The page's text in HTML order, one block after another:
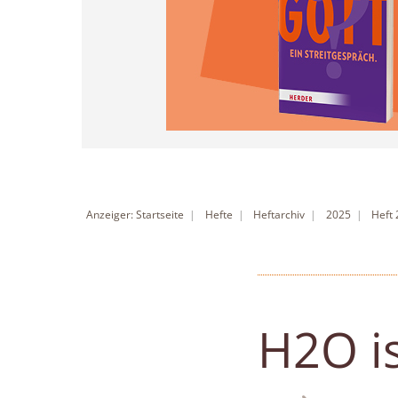
Anzeiger: Startseite Hefte Heftarchiv 2025 Heft
H2O